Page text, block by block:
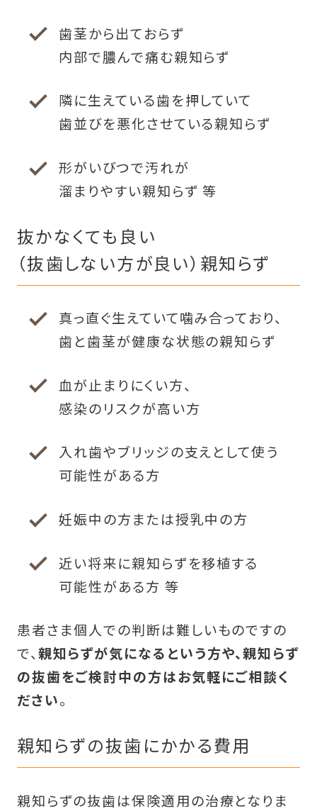
歯茎から出ておらず
内部で膿んで痛む親知らず
隣に生えている歯を押していて
歯並びを悪化させている親知らず
形がいびつで汚れが
溜まりやすい親知らず 等
抜かなくても良い
（抜歯しない方が良い）親知らず
真っ直ぐ生えていて噛み合っており、
歯と歯茎が健康な状態の親知らず
血が止まりにくい方、
感染のリスクが高い方
入れ歯やブリッジの支えとして使う
可能性がある方
妊娠中の方または授乳中の方
近い将来に親知らずを移植する
可能性がある方 等
患者さま個人での判断は難しいものですの
で、親知らずが気になるという方や、親知らず
の抜歯をご検討中の方はお気軽にご相談く
ださい。
親知らずの抜歯にかかる費用
親知らずの抜歯は保険適用の治療となりま